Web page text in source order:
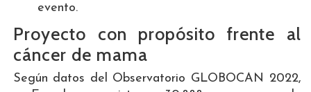
evento.
Proyecto con propósito frente al
cáncer de mama
Según datos del Observatorio GLOBOCAN 2022,